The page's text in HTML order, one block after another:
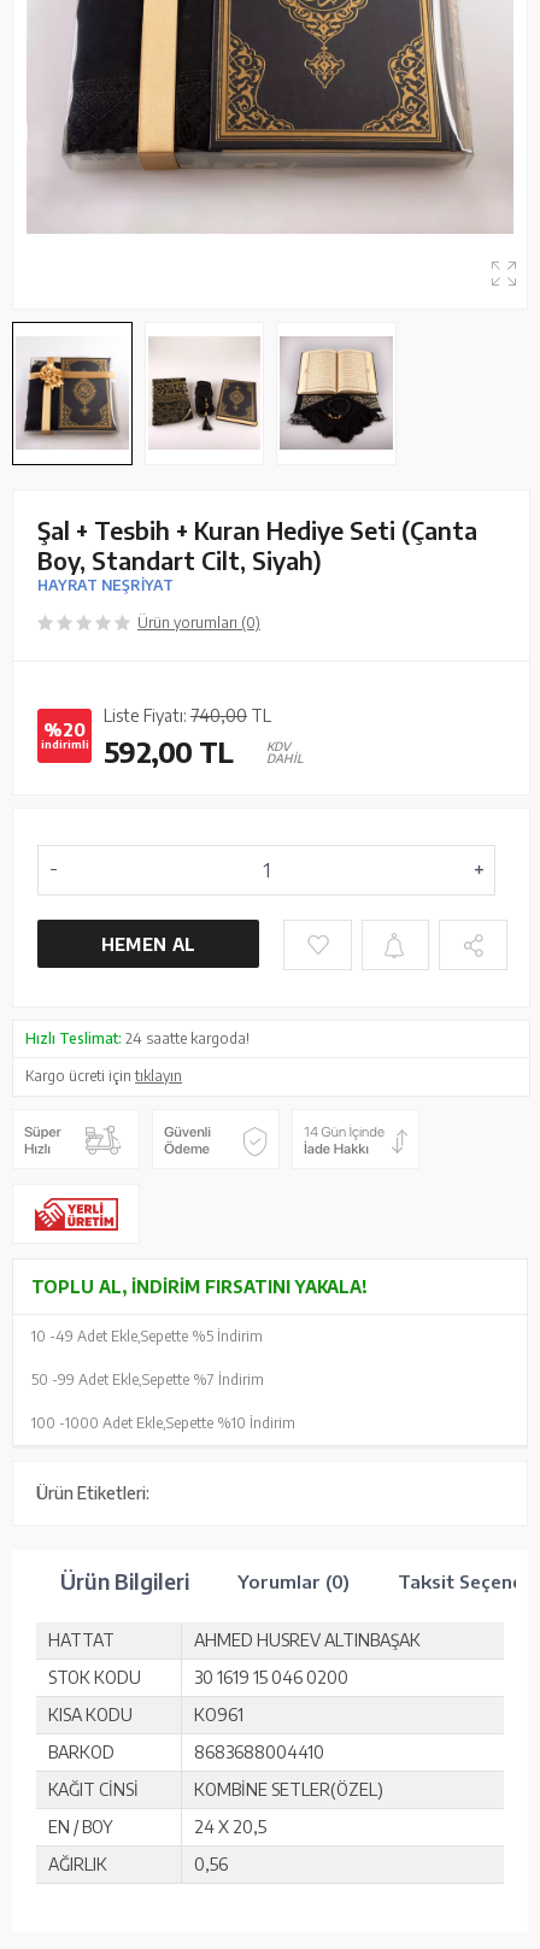
Şal + Tesbih + Kuran Hediye Seti (Çanta
Boy, Standart Cilt, Siyah)
HAYRAT NEŞRİYAT
Ürün yorumları (0)
%20
indirimli
Liste Fiyatı: 740,00 TL
592,00 TL
KDV
DAHİL
HEMEN AL
Hızlı Teslimat: 24 saatte kargoda!
Kargo ücreti içintıklayın
TOPLU AL, İNDIRIM FIRSATINI YAKALA!
10 -49 Adet Ekle, Sepette %5 İndirim
50 -99 Adet Ekle, Sepette %7 İndirim
100 -1000 Adet Ekle, Sepette %10 İndirim
Ürün Etiketleri:
Ürün Bilgileri Yorumlar (0) Taksit
HATTAT
AHMED HUSREV ALTINBAŞAK
STOK KODU
30 1619 15 046 0200
KISA KODU
KO961
BARKOD
8683688004410
KAĞIT CİNSİ
KOMBİNE SETLER(ÖZEL)
EN / BOY
24 X 20,5
AĞIRLIK
0,56